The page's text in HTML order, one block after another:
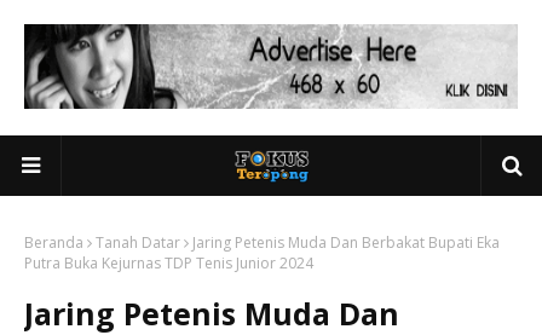
Beranda Tanah Datar
Jaring Petenis Muda Dan Berbakat Bupati Eka
Putra Buka Kejurnas TDP Tenis Junior 2024
Jaring Petenis Muda Dan